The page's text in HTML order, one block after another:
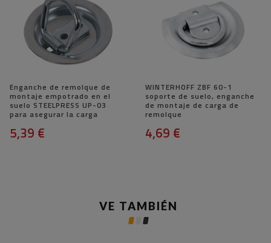
Enganche de remolque de
montaje empotrado en el
suelo STEELPRESS UP-03
para asegurar la carga
5,39 €
WINTERHOFF ZBF 60-1
soporte de suelo, enganche
de montaje de carga de
remolque
4,69 €
VE TAMBIÉN